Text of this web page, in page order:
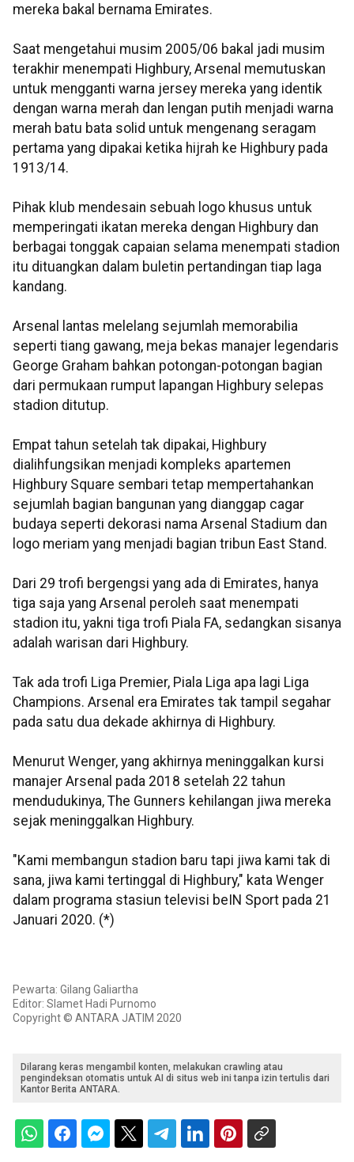
mereka bakal bernama Emirates.
Saat mengetahui musim 2005/06 bakal jadi musim
terakhir menempati Highbury, Arsenal memutuskan
untuk mengganti warna jersey mereka yang identik
dengan warna merah dan lengan putih menjadi warna
merah batu bata solid untuk mengenang seragam
pertama yang dipakai ketika hijrah ke Highbury pada
1913/14.
Pihak klub mendesain sebuah logo khusus untuk
memperingati ikatan mereka dengan Highbury dan
berbagai tonggak capaian selama menempati stadion
itu dituangkan dalam buletin pertandingan tiap laga
kandang.
Arsenal lantas melelang sejumlah memorabilia
seperti tiang gawang, meja bekas manajer legendaris
George Graham bahkan potongan-potongan bagian
dari permukaan rumput lapangan Highbury selepas
stadion ditutup.
Empat tahun setelah tak dipakai, Highbury
dialihfungsikan menjadi kompleks apartemen
Highbury Square sembari tetap mempertahankan
sejumlah bagian bangunan yang dianggap cagar
budaya seperti dekorasi nama Arsenal Stadium dan
logo meriam yang menjadi bagian tribun East Stand.
Dari 29 trofi bergengsi yang ada di Emirates, hanya
tiga saja yang Arsenal peroleh saat menempati
stadion itu, yakni tiga trofi Piala FA, sedangkan sisanya
adalah warisan dari Highbury.
Tak ada trofi Liga Premier, Piala Liga apa lagi Liga
Champions. Arsenal era Emirates tak tampil segahar
pada satu dua dekade akhirnya di Highbury.
Menurut Wenger, yang akhirnya meninggalkan kursi
manajer Arsenal pada 2018 setelah 22 tahun
mendudukinya, The Gunners kehilangan jiwa mereka
sejak meninggalkan Highbury.
"Kami membangun stadion baru tapi jiwa kami tak di
sana, jiwa kami tertinggal di Highbury," kata Wenger
dalam programa stasiun televisi beIN Sport pada 21
Januari 2020. (*)
Pewarta: Gilang Galiartha
Editor: Slamet Hadi Purnomo
Copyright © ANTARA JATIM 2020
Dilarang keras mengambil konten, melakukan crawling atau
pengindeksan otomatis untuk AI di situs web ini tanpa izin tertulis dari
Kantor Berita ANTARA.